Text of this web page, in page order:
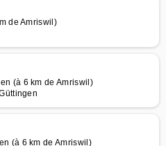
de Amriswil)
(à 6 km de Amriswil)
(à 6 km de Amriswil)